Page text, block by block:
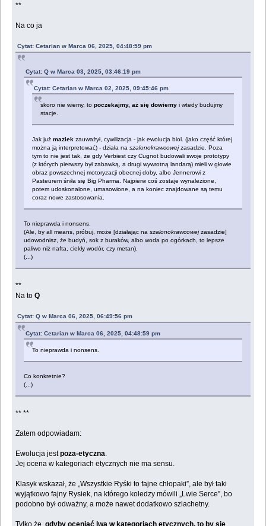
**
Na co ja
Cytat: Cetarian w Marca 06, 2025, 04:48:59 pm
Cytat: Q w Marca 03, 2025, 03:46:19 pm
Cytat: Cetarian w Marca 02, 2025, 09:45:46 pm
skoro nie wiemy, topoczekajmy, aż się dowiemy i wtedy budujmy
stacje.
Jak jużmaziek zauważył, cywilizacja - jak ewolucja biol. (jako część której
można ją interpretować) - działa naszalonokrawcowejzasadzie. Poza
tym to nie jest tak, że gdy Verbiest czy Cugnot budowali swoje prototypy
(z których pierwszy był zabawką, a drugi wywrotną landarą) mieli w głowie
obraz powszechnej motoryzacji obecnej doby, albo Jennerowi z
Pasteurem śniła się Big Pharma. Najpierw coś zostaje wynalezione,
potem udoskonalone, umasowione, a na koniec znajdowane są temu
coraz nowe zastosowania.
To nieprawda i nonsens.
(Ale, by all means, próbuj, może [działając naszalonokrawcowejzasadzie]
udowodnisz, że budyń, sok z buraków, albo woda po ogórkach, to lepsze
paliwo niż nafta, ciekły wodór, czy metan).
(...)
**
Na toQ
Cytat: Q w Marca 06, 2025, 06:49:56 pm
Cytat: Cetarian w Marca 06, 2025, 04:48:59 pm
To nieprawda i nonsens.
Co konkretnie?
(...)
** **
Zatem odpowiadam:
Ewolucja jestpoza-etyczna.
Jej ocena w kategoriach etycznych nie ma sensu.
Klasyk wskazał, że „Wszystkie Ryśki to fajne chłopaki”, ale był taki
wyjątkowo fajny Rysiek, na którego koledzy mówili „Lwie Serce”, bo
podobno był odważny, a może nawet dodatkowo szlachetny.